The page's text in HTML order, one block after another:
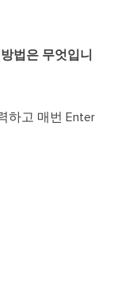
법은 무엇입니
하고 매번 Enter